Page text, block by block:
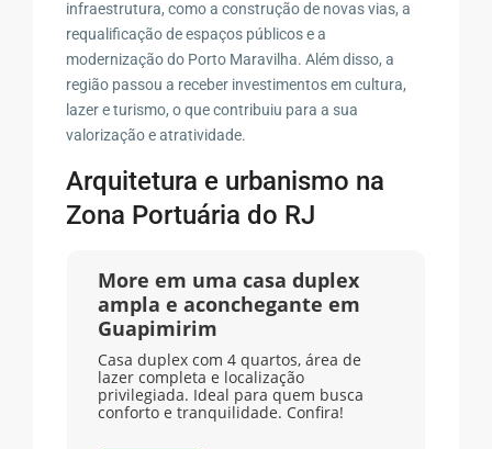
infraestrutura, como a construção de novas vias, a
requalificação de espaços públicos e a
modernização do Porto Maravilha. Além disso, a
região passou a receber investimentos em cultura,
lazer e turismo, o que contribuiu para a sua
valorização e atratividade.
Arquitetura e urbanismo na
Zona Portuária do RJ
More em uma casa duplex
ampla e aconchegante em
Guapimirim
Casa duplex com 4 quartos, área de
lazer completa e localização
privilegiada. Ideal para quem busca
conforto e tranquilidade. Confira!